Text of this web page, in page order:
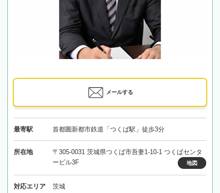
メールする
最寄駅 首都圏新都市鉄道「つくば駅」徒歩3分
所在地
〒305-0031 茨城県つくば市吾妻1-10-1 つくばセンタ
ービル3F
地図
対応エリア 茨城